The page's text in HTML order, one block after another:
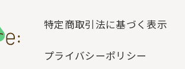
特定商取引法に基づく表示
プライバシーポリシー